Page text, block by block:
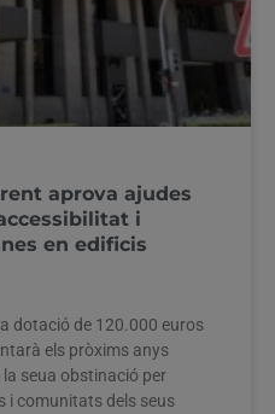
aprova ajudes
i
en edificis
dotació de 120.000 euros
els pròxims anys
la seua obstinació per
i comunitats dels seus